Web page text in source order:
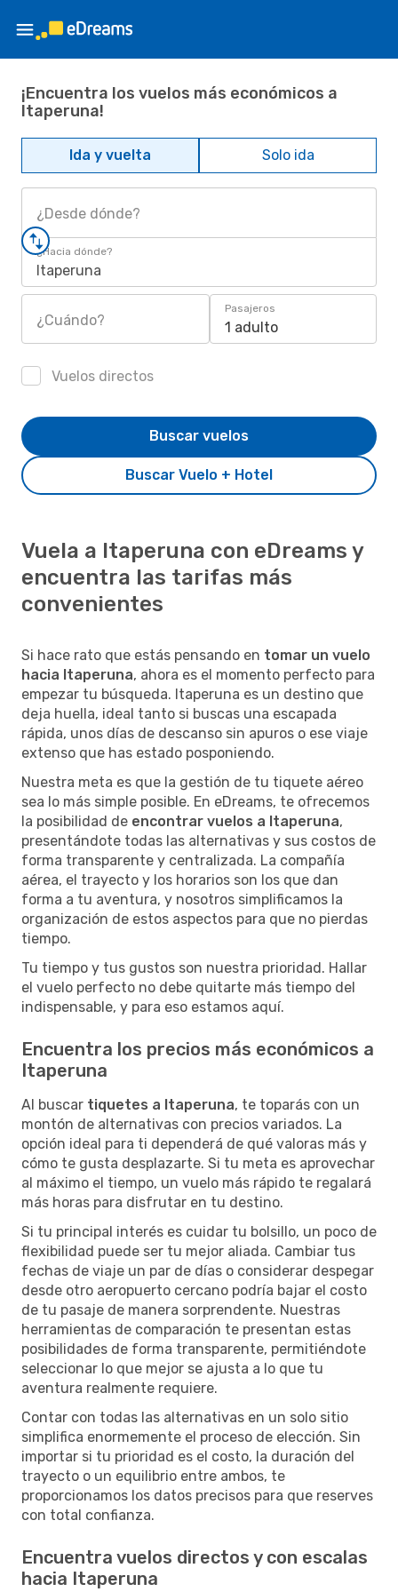
¡Encuentra los vuelos más económicos a
Itaperuna!
Ida y vuelta Solo ida
¿Desde dónde?
¿Hacia dónde?
Itaperuna
¿Cuándo?
Pasajeros
1 adulto
Vuelos directos
Buscar Vuelo + Hotel
Buscar vuelos
Vuela a Itaperuna con eDreams y
encuentra las tarifas más
convenientes
Si hace rato que estás pensando en tomar un vuelo
hacia Itaperuna, ahora es el momento perfecto para
empezar tu búsqueda. Itaperuna es un destino que
deja huella, ideal tanto si buscas una escapada
rápida, unos días de descanso sin apuros o ese viaje
extenso que has estado posponiendo.
Nuestra meta es que la gestión de tu tiquete aéreo
sea lo más simple posible. En eDreams, te ofrecemos
la posibilidad de encontrar vuelos a Itaperuna,
presentándote todas las alternativas y sus costos de
forma transparente y centralizada. La compañía
aérea, el trayecto y los horarios son los que dan
forma a tu aventura, y nosotros simplificamos la
organización de estos aspectos para que no pierdas
tiempo.
Tu tiempo y tus gustos son nuestra prioridad. Hallar
el vuelo perfecto no debe quitarte más tiempo del
indispensable, y para eso estamos aquí.
Encuentra los precios más económicos a
Itaperuna
Al buscar tiquetes a Itaperuna, te toparás con un
montón de alternativas con precios variados. La
opción ideal para ti dependerá de qué valoras más y
cómo te gusta desplazarte. Si tu meta es aprovechar
al máximo el tiempo, un vuelo más rápido te regalará
más horas para disfrutar en tu destino.
Si tu principal interés es cuidar tu bolsillo, un poco de
flexibilidad puede ser tu mejor aliada. Cambiar tus
fechas de viaje un par de días o considerar despegar
desde otro aeropuerto cercano podría bajar el costo
de tu pasaje de manera sorprendente. Nuestras
herramientas de comparación te presentan estas
posibilidades de forma transparente, permitiéndote
seleccionar lo que mejor se ajusta a lo que tu
aventura realmente requiere.
Contar con todas las alternativas en un solo sitio
simplifica enormemente el proceso de elección. Sin
importar si tu prioridad es el costo, la duración del
trayecto o un equilibrio entre ambos, te
proporcionamos los datos precisos para que reserves
con total confianza.
Encuentra vuelos directos y con escalas
hacia Itaperuna